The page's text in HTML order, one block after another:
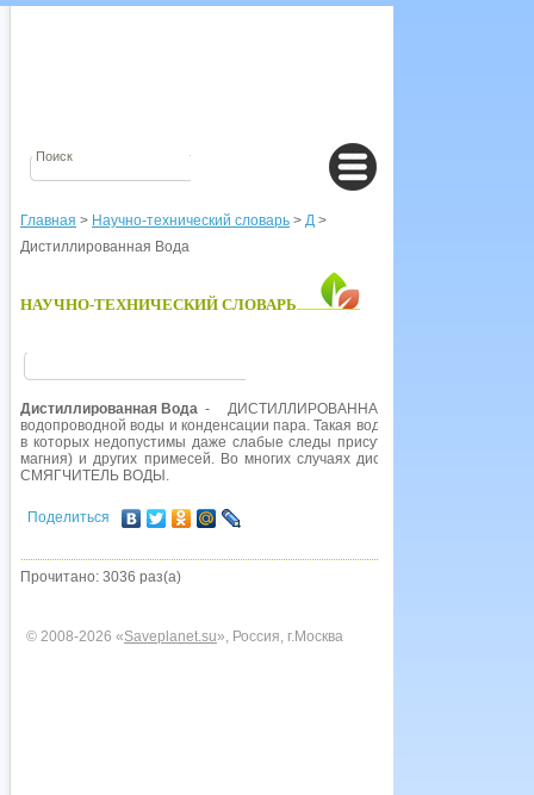
Главная > Научно-технический словарь > Д >
Дистиллированная Вода
НАУЧНО-ТЕХНИЧЕСКИЙ СЛОВАРЬ
Дистиллированная Вода - ДИСТИЛЛИРОВАННАЯ ВОДА, чистая
водопроводной воды и конденсации пара. Такая вода необходима для
в которых недопустимы даже слабые следы присутствия растворенных
магния) и других примесей. Во многих случаях дистиллированную
СМЯГЧИТЕЛЬ ВОДЫ.
Поделиться
Прочитано: 3036 раз(а)
© 2008-2026 «Saveplanet.su», Россия, г.Москва